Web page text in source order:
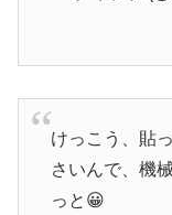
けっこう、貼
さいんで、機
っと😀